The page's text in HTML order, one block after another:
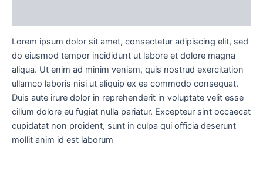
Lorem ipsum dolor sit amet, consectetur adipiscing elit, sed
do eiusmod tempor incididunt ut labore et dolore magna
aliqua. Ut enim ad minim veniam, quis nostrud exercitation
ullamco laboris nisi ut aliquip ex ea commodo consequat.
Duis aute irure dolor in reprehenderit in voluptate velit esse
cillum dolore eu fugiat nulla pariatur. Excepteur sint occaecat
cupidatat non proident, sunt in culpa qui officia deserunt
mollit anim id est laborum